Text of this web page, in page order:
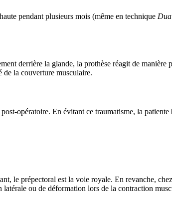
pendant plusieurs mois (même en technique
derrière la glande, la prothèse réagit de
de la couverture musculaire.
opératoire. En évitant ce traumatisme, la
le prépectoral est la voie royale. En revanche,
ou de déformation lors de la contraction